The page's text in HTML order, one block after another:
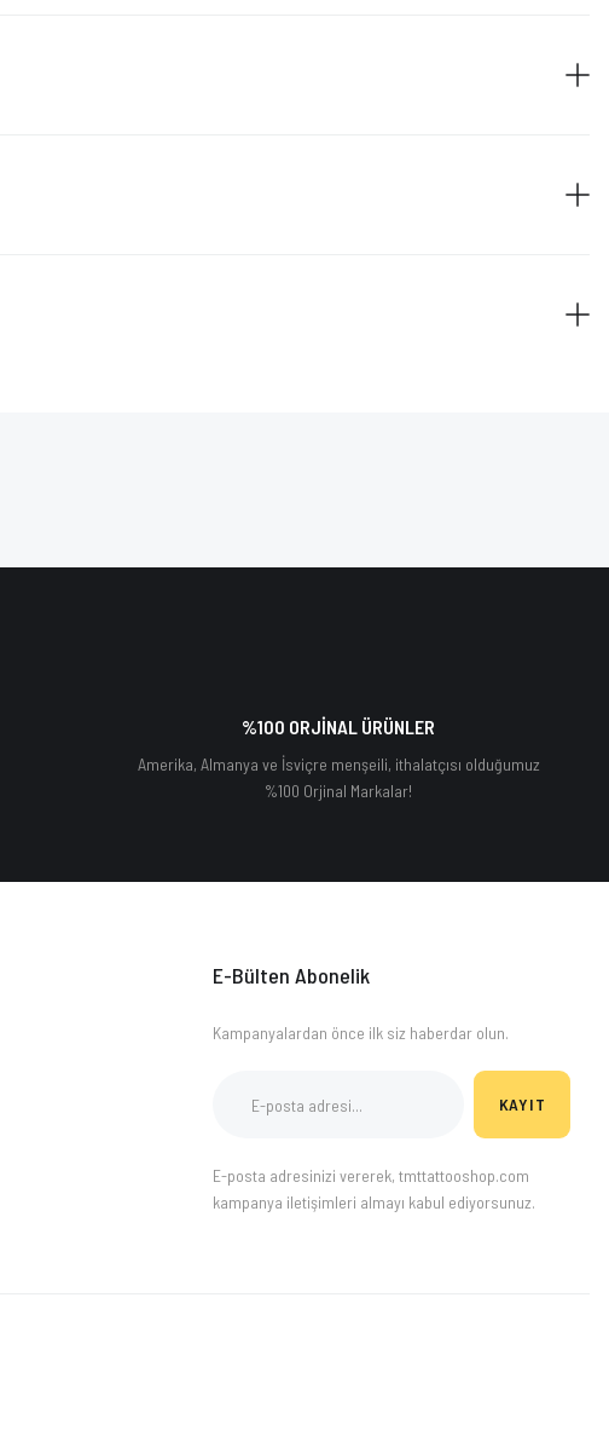
%100 ORJİNAL ÜRÜNLER
Amerika, Almanya ve İsviçre menşeili, ithalatçısı olduğumuz
%100 Orjinal Markalar!
E-Bülten Abonelik
Kampanyalardan önce ilk siz haberdar olun.
KAYIT
E-posta adresinizi vererek, tmttattooshop.com
kampanya iletişimleri almayı kabul ediyorsunuz.